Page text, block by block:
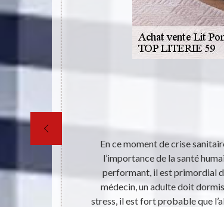
qualité et
en vente
En ce moment de crise
l’importance de la santé
performant, il est primordial
médecin, un adulte doit
stress, il est fort probable que